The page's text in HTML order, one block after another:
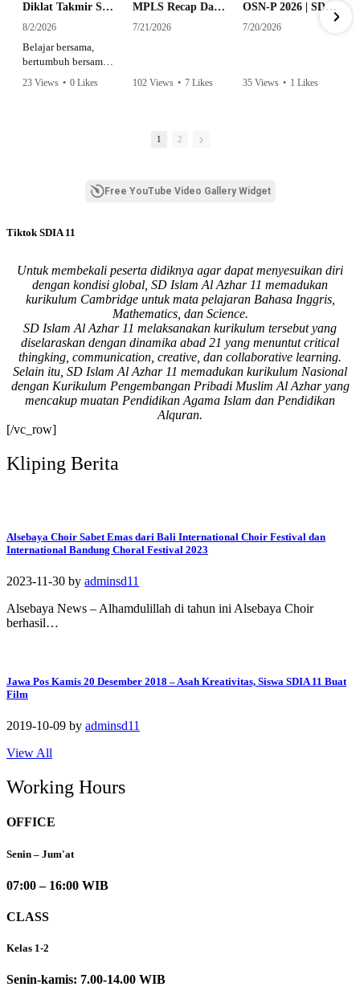
Diklat Takmir SDI Al Azhar 11 Surabaya
8/2/2026
Belajar bersama,
bertumbuh bersama,
amanah.
mencetak pemimpin-
bertanggung jawab,
dengan penuh
keikhlasan.
Bismillah, semoga
setiap langkah
menjadi ladang
kebaikan🌱
#SDIAIAzhar11Surab
aya #DiklatTakmir
#PemimpinMuda
#Berakhlak Mulia
#surabaya #sekolah
#sekolahsurabaya
23 Views • 0 Likes
MPLS Recap Day 1 - SDI Al Azhar 11 Surabaya
7/21/2026
102 Views • 7 Likes
OSN-P 2026 | SD - 20533043 - SD ISLAM AL AZHAR 11 SURABAYA | IPA
7/20/2026
35 Views • 1 Likes
1 2
Free YouTube Video Gallery Widget
Tiktok SDIA 11
Untuk membekali peserta didiknya agar dapat menyesuikan diri
dengan kondisi global, SD Islam Al Azhar 11 memadukan
kurikulum Cambridge untuk mata pelajaran Bahasa Inggris,
Mathematics, dan Science.
SD Islam Al Azhar 11 melaksanakan kurikulum tersebut yang
diselaraskan dengan dinamika abad 21 yang menuntut critical
thingking, communication, creative, dan collaborative learning.
Selain itu, SD Islam Al Azhar 11 memadukan kurikulum Nasional
dengan Kurikulum Pengembangan Pribadi Muslim Al Azhar yang
mencakup muatan Pendidikan Agama Islam dan Pendidikan
Alquran.
[/vc_row]
Kliping Berita
Alsebaya Choir Sabet Emas dari Bali International Choir Festival dan
International Bandung Choral Festival 2023
2023-11-30 by adminsd11
Alsebaya News – Alhamdulillah di tahun ini Alsebaya Choir
berhasil…
Jawa Pos Kamis 20 Desember 2018 – Asah Kreativitas, Siswa SDIA 11 Buat
Film
2019-10-09 by adminsd11
View All
Working Hours
OFFICE
Senin – Jum'at
07:00 – 16:00 WIB
CLASS
Kelas 1-2
Senin-kamis: 7.00-14.00 WIB